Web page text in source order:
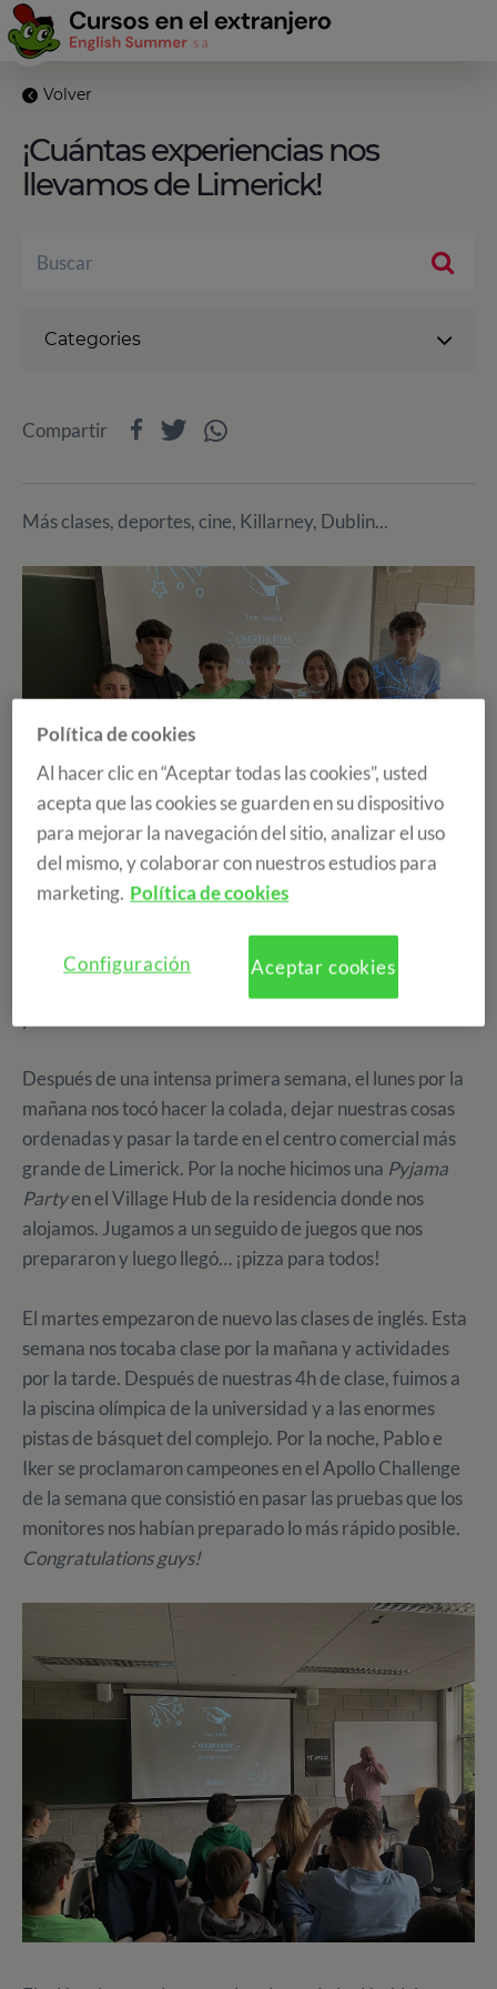
Volver
¡Cuántas experiencias nos
llevamos de Limerick!
Más clases, deportes, cine, Killarney, Dublin...
Que rápido pasa el tiempo y qué bien lo estamos
Después de una intensa primera semana, el lunes por la
mañana nos tocó hacer la colada, dejar nuestras cosas
ordenadas y pasar la tarde en el centro comercial más
grande de Limerick. Por la noche hicimos una Pyjama
Partyen el Village Hub de la residencia donde nos
alojamos. Jugamos a un seguido de juegos que nos
prepararon y luego llegó… ¡pizza para todos!
El martes empezaron de nuevo las clases de inglés. Esta
semana nos tocaba clase por la mañana y actividades
por la tarde. Después de nuestras 4h de clase, fuimos a
la piscina olímpica de la universidad y a las enormes
pistas de básquet del complejo. Por la noche, Pablo e
Iker se proclamaron campeones en el Apollo Challenge
de la semana que consistió en pasar las pruebas que los
monitores nos habían preparado lo más rápido posible.
Congratulations guys!
Categories
Compartir
Política de cookies
Al hacer clic en “Aceptar todas las cookies”, usted
acepta que las cookies se guarden en su dispositivo
para mejorar la navegación del sitio, analizar el uso
del mismo, y colaborar con nuestros estudios para
marketing. Política de cookies
Aceptar cookies
Configuración